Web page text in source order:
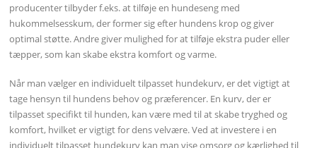
producenter tilbyder f.eks. at tilføje en hundeseng med
hukommelsesskum, der former sig efter hundens krop og giver
optimal støtte. Andre giver mulighed for at tilføje ekstra puder eller
tæpper, som kan skabe ekstra komfort og varme.
Når man vælger en individuelt tilpasset hundekurv, er det vigtigt at
tage hensyn til hundens behov og præferencer. En kurv, der er
tilpasset specifikt til hunden, kan være med til at skabe tryghed og
komfort, hvilket er vigtigt for dens velvære. Ved at investere i en
individuelt tilpasset hundekurv kan man vise omsorg og kærlighed til